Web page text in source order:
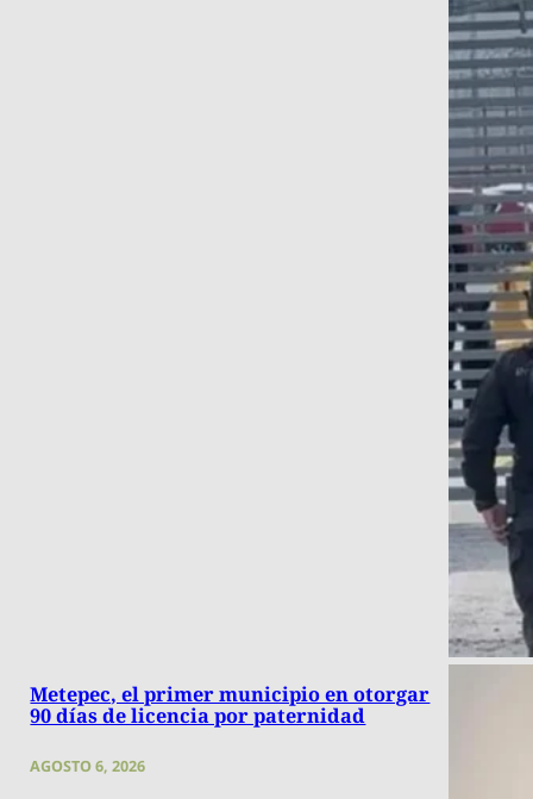
Metepec, el primer municipio en otorgar
90 días de licencia por paternidad
AGOSTO 6, 2026